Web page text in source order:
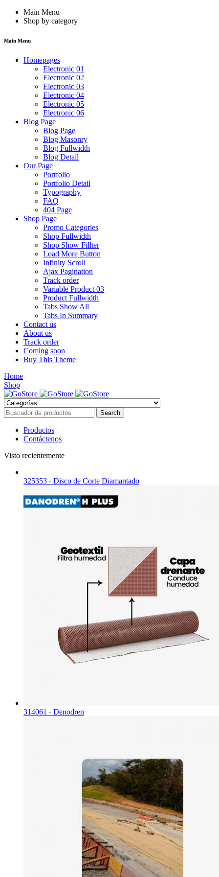
Main Menu
Shop by category
Main Menu
Homepages
Electronic 01
Electronic 02
Electronic 03
Electronic 04
Electronic 05
Electronic 06
Blog Page
Blog Page
Blog Masonry
Blog Fullwidth
Blog Detail
Our Page
Portfolio
Portfolio Detail
Typography
FAQ
404 Page
Shop Page
Promo Categories
Shop Fullwidth
Shop Show Fillter
Load More Button
Infinity Scroll
Ajax Pagination
Track order
Variable Product 03
Product Fullwidth
Tabs Show All
Tabs In Summary
Contact us
About us
Track order
Coming soon
Buy This Theme
Home
Shop
Productos
Contáctenos
Visto recientemente
325353 - Disco de Corte Diamantado
314061 - Denodren